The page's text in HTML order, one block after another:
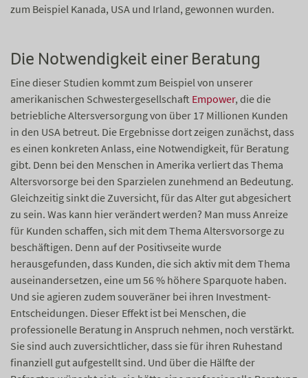
zum Beispiel Kanada, USA und Irland, gewonnen wurden.
Die Notwendigkeit einer Beratung
Eine dieser Studien kommt zum Beispiel von unserer
amerikanischen Schwestergesellschaft Empower, die die
betriebliche Altersversorgung von über 17 Millionen Kunden
in den USA betreut. Die Ergebnisse dort zeigen zunächst, dass
es einen konkreten Anlass, eine Notwendigkeit, für Beratung
gibt. Denn bei den Menschen in Amerika verliert das Thema
Altersvorsorge bei den Sparzielen zunehmend an Bedeutung.
Gleichzeitig sinkt die Zuversicht, für das Alter gut abgesichert
zu sein. Was kann hier verändert werden? Man muss Anreize
für Kunden schaffen, sich mit dem Thema Altersvorsorge zu
beschäftigen. Denn auf der Positivseite wurde
herausgefunden, dass Kunden, die sich aktiv mit dem Thema
auseinandersetzen, eine um 56 % höhere Sparquote haben.
Und sie agieren zudem souveräner bei ihren Investment-
Entscheidungen. Dieser Effekt ist bei Menschen, die
professionelle Beratung in Anspruch nehmen, noch verstärkt.
Sie sind auch zuversichtlicher, dass sie für ihren Ruhestand
finanziell gut aufgestellt sind. Und über die Hälfte der